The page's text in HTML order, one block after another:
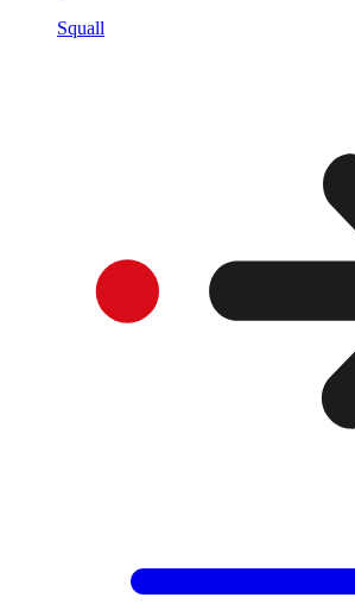
Squall